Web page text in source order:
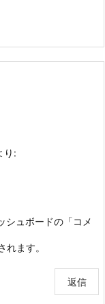
り:
シュボードの「コメ
れます。
返信